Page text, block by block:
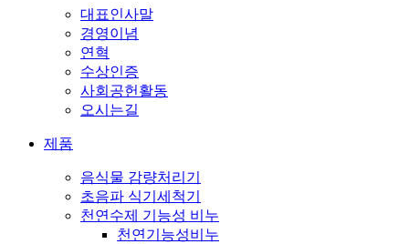
대표인사말
경영이념
연혁
수상인증
사회공헌활동
오시는길
제품
음식물 감량처리기
초음파 식기세척기
천연수제 기능성 비누
천연기능성비누